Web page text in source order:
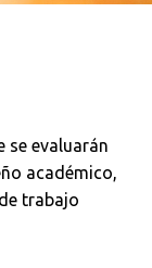
se evaluarán
académico,
trabajo